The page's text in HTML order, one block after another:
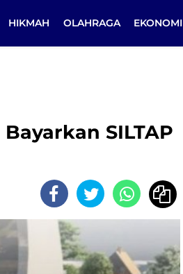
HIKMAH OLAHRAGA EKONOMI
SILTAP